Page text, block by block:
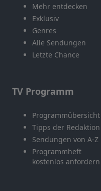
Mehr entdecken
Exklusiv
Genres
Alle Sendungen
Letzte Chance
TV Programm
Programmübersicht
Tipps der Redaktion
Sendungen von A-Z
Programmheft
kostenlos anfordern